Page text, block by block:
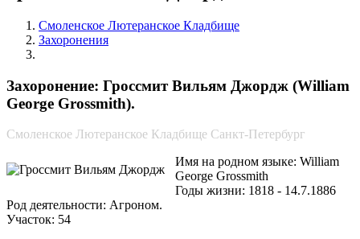
Смоленское Лютеранское Кладбище
Захоронения
Захоронение: Гроссмит Вильям Джордж (William
George Grossmith).
Смоленское Лютеранское Кладбище Санкт-Петербург
Имя на родном языке: William
George Grossmith
Годы жизни: 1818 - 14.7.1886
Род деятельности: Агроном.
Участок: 54